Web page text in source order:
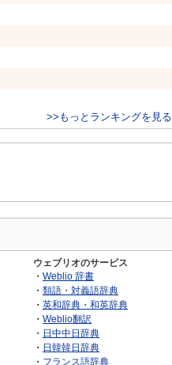
>>もっとランキングを見る
ウェブリオのサービス
・ Weblio 辞書
・ 類語・対義語辞典
・ 英和辞典・和英辞典
・ Weblio翻訳
・ 日中中日辞典
・ 日韓韓日辞典
・ フランス語辞典